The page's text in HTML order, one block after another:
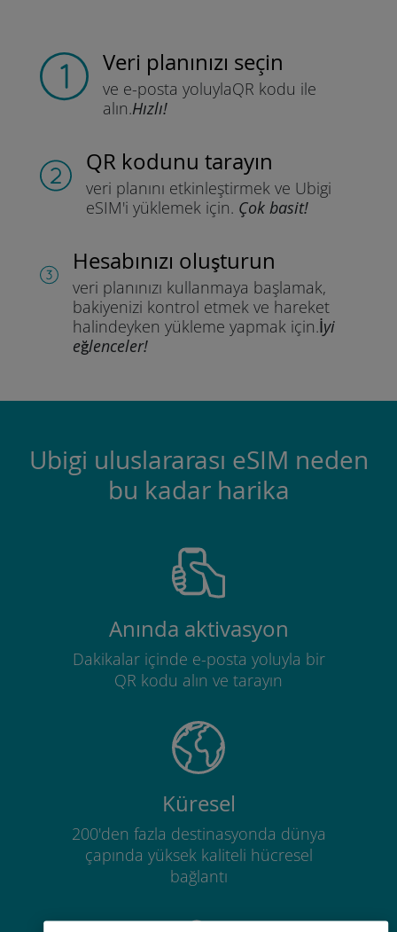
Veri planınızı seçin
ve e-posta yoluylaQR kodu ile
alın.Hızlı!
QR kodunu tarayın
veri planını etkinleştirmek ve Ubigi
eSIM'i yüklemek için. Çok basit!
Hesabınızı oluşturun
veri planınızı kullanmaya başlamak,
bakiyenizi kontrol etmek ve hareket
halindeyken yükleme yapmak için.İyi
eğlenceler!
Ubigi uluslararası eSIM neden
bu kadar harika
Anında aktivasyon
Dakikalar içinde e-posta yoluyla bir
QR kodu alın ve tarayın
Küresel
200'den fazla destinasyonda dünya
çapında yüksek kaliteli hücresel
bağlantı